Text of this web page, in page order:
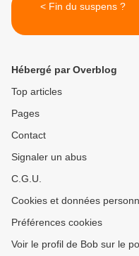
< Fin du suspens ?
Hébergé par Overblog
Top articles
Pages
Contact
Signaler un abus
C.G.U.
Cookies et données
Préférences cookies
Voir le profil de Bob sur le